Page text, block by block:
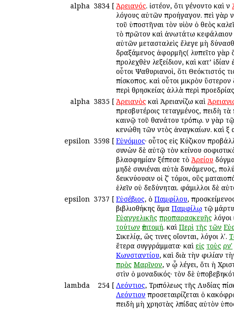
alpha 3834 [ Ἀρειανός. ἰστέον, ὅτι ἐγένοντο καὶ ἐν
λόγους αὐτῶν προήγαγον. ἐπεὶ γὰρ
τοῦ ὑποστῆναι τὸν υἱὸν ὁ θεὸς
τὸ πρῶτον καὶ ἀνωτάτω κεφάλαιον
αὐτῶν μετασταλεὶς ἔλεγε μὴ
δραξάμενος ἀφορμῆς( ἐλυπεῖτο γὰρ
προλεχθὲν λεξείδιον, καὶ κατ’
οὗτοι Ψαθυριανοὶ, ὅτι
ἐπίσκοπος. καὶ οὗτοι μικρὸν
περὶ θρησκείας ἀλλὰ περὶ
alpha 3835 [ Ἀρειανὸς καὶ Ἀρειανίζω καὶ
πρεσβυτέροις τεταγμένος, ἐπειδὴ
καινῷ τοῦ θανάτου τρόπῳ. ἐν γὰρ
ἐκενώθη τῶν ἐντὸς ἀναγκαίων. καὶ
epsilon 3598 [ Εὐνόμιος· οὗτος εἰς Κύζικον
συνὼν δὲ αὐτῷ τὸν ἐκείνου
βλασφημίαν ἐξέπεσε τὸ Ἀρείου
μηδὲ συνιέναι αὐτὰ δυνάμενος,
δεικνύουσιν οἱ ζʹ τόμοι, οὓς
ἑλεῖν οὐ δεδύνηται. ἐφάμιλλοι δὲ
epsilon 3737 [ Εὐσέβιος, ὁ Παμφίλου,
βιβλιοθήκης ἅμα Παμφίλῳ τῷ
Εὐαγγελικῆς προπαρασκευῆς λόγοι
τούτων ἐπιτομή. καὶ Περὶ τῆς τῶν
Σικελίᾳ, ὥς τινες οἴονται, λόγοι λʹ.
ἕτερα συγγράμματα· καὶ εἰς τοὺς ρνʹ
Κωνσταντίου, καὶ διὰ τὴν φιλίαν
πρὸς Μαρῖνον, ἐν ᾧ λέγει, ὅτι ἡ
ἐστὶν ὁ μοναδικός· τὸν δὲ
lambda
254 [ Λεόντιος, Τριπόλεως τῆς Λυδίας
Λεόντιον προσεταιρίζεται ὁ
ἐπειδὴ μὴ χρηστὰς ἐλπίδας αὐτὸν